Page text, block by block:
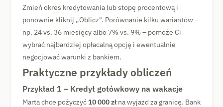
Zmień okres kredytowania lub stopę procentową i
ponownie kliknij „Oblicz". Porównanie kilku wariantów –
np. 24 vs. 36 miesięcy albo 7% vs. 9% – pomoże Ci
wybrać najbardziej opłacalną opcję i ewentualnie
negocjować warunki z bankiem.
Praktyczne przykłady obliczeń
Przykład 1 – Kredyt gotówkowy na wakacje
Marta chce pożyczyć 10 000 złna wyjazd za granicę. Bank